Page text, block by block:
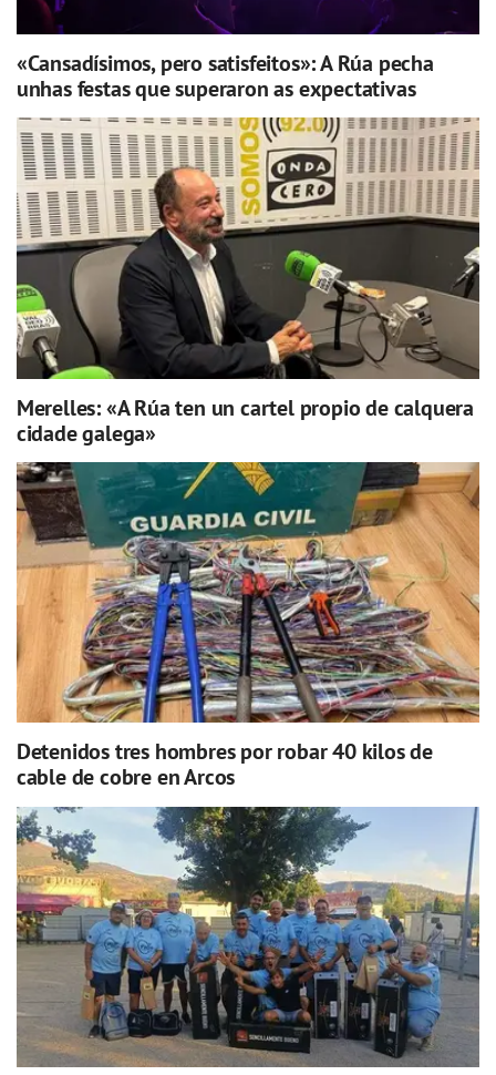
«Cansadísimos, pero satisfeitos»: A Rúa pecha
unhas festas que superaron as expectativas
Merelles: «A Rúa ten un cartel propio de calquera
cidade galega»
Detenidos tres hombres por robar 40 kilos de
cable de cobre en Arcos